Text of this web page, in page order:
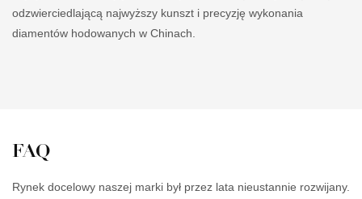
odzwierciedlającą najwyższy kunszt i precyzję wykonania
diamentów hodowanych w Chinach.
FAQ
Rynek docelowy naszej marki był przez lata nieustannie rozwijany.